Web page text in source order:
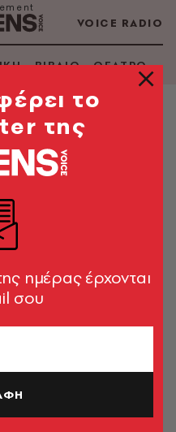
VOICE RADIO
ΒΙΒΛΙΟ ΘΕΑΤΡΟ -
το
δεν
πια
πλέον βρίσκονται
το
της
ημέρας έρχονται
σου